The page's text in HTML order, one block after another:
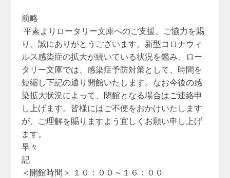
前略
平素よりロータリー文庫へのご支援、ご協力を賜
り、誠にありがとうございます。新型コロナウィ
ルス感染症の拡大が続いている状況を鑑み、ロー
タリー文庫では、感染症予防対策として、時間を
短縮し下記の通り開館いたします。なお今後の感
染拡大状況によって、閉館となる場合はご連絡申
し上げます。皆様にはご不便をおかけいたします
が、ご理解を賜りますよう宜しくお願い申し上げ
ます。
早々
記
＜開館時間＞ １０：００～１６：００